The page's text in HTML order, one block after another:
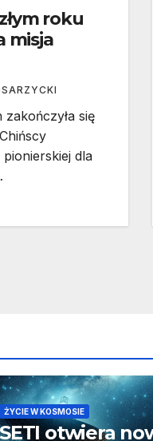
roku
misja
się
dla
ŻYCIE W KOSMOSIE
SETI otwiera